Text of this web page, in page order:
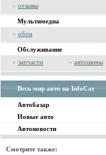
» отзывы
Мультимедиа
» обои
Обслуживание
» запчасти » автошины
Весь мир авто на InfoCar
Автобазар
Новые авто
Автоновости
Смотрите также: